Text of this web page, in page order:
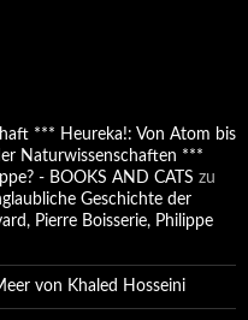
*** Heureka!: Von Atom bis
Naturwissenschaften ***
- BOOKS AND CATS zu
Geschichte der
Pierre Boisserie, Philippe
von Khaled Hosseini